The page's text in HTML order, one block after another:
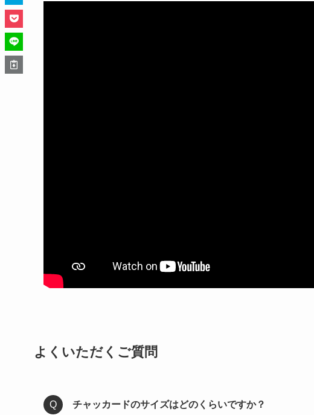
よくいただくご質問
チャッカードのサイズはどのくらいですか？